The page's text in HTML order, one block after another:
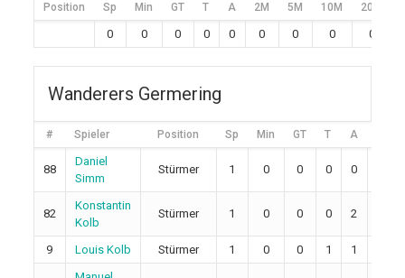
Position Sp Min GT T A 2M 5M 10M 20M
0 0 0 0 0 0 0 0 0
Wanderers Germering
# Spieler Position Sp Min GT T A
88
Daniel
Simm
Stürmer 1 0 0 0 0
82
Konstantin
Kolb
Stürmer 1 0 0 0 2
9 Louis Kolb Stürmer 1 0 0 1 1